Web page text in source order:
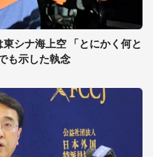
シナ海上空 「とにかく何と
も示した執念